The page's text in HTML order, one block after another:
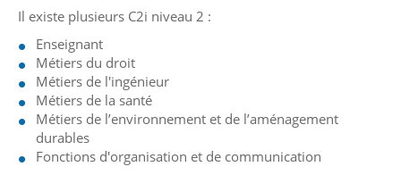
Il existe plusieurs C2i niveau 2 :
Enseignant
Métiers du droit
Métiers de l'ingénieur
Métiers de la santé
Métiers de l’environnement et de l’aménagement
durables
Fonctions d'organisation et de communication